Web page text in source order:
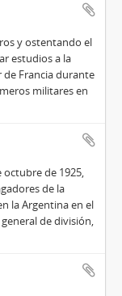
y ostentando el
estudios a la
de Francia durante
militares en
octubre de 1925,
de la
la Argentina en el
de división,